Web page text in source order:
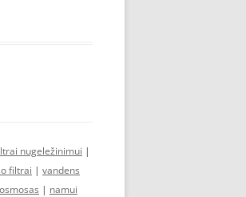
nugeležinimui |
filtrai | vandens
| namui